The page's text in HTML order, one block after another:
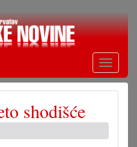
Toggle
shodišće